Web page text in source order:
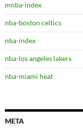
mnba-index
nba-boston celtics
nba-index
nba-los angeles lakers
nba-miami heat
META